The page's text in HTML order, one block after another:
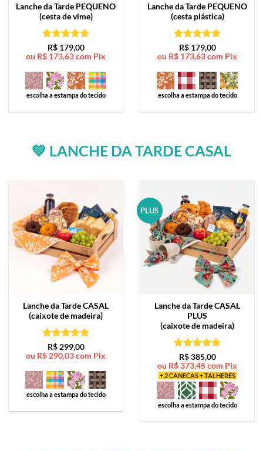
Lanche da Tarde PEQUENO
(cesta de vime)
Avaliação5
de 5
R$179,00
ou R$ 173,63com Pix
escolha a estampa do tecido
Lanche da Tarde PEQUENO
(cesta plástica)
Avaliação5
de 5
R$179,00
ou R$ 173,63com Pix
escolha a estampa do tecido
💚 LANCHE DA TARDE CASAL
Lanche da TardeCASAL
(caixote de madeira)
Avaliação5
de 5
R$299,00
ou R$ 290,03com Pix
escolha a estampa do tecido
PLUS
Lanche da TardeCASAL
PLUS
(caixote de madeira)
Avaliação5
de 5
R$385,00
ou R$373,45com Pix
+ 2 CANECAS + TALHERES
escolha a estampa do tecido